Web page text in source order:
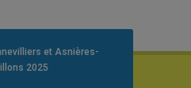
et Asnières-
2025